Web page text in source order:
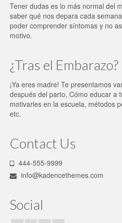
Tener dudas es lo más normal del
saber qué nos depara cada
poder comprender síntomas y no
motivo.
¿Tras el Embarazo?
¡Ya eres madre! Te presentamos
después del parto, Cómo educar a
motivarles en la escuela, métodos
etc.
Contact Us
444-555-9999
info@kadencethemes.com
Social